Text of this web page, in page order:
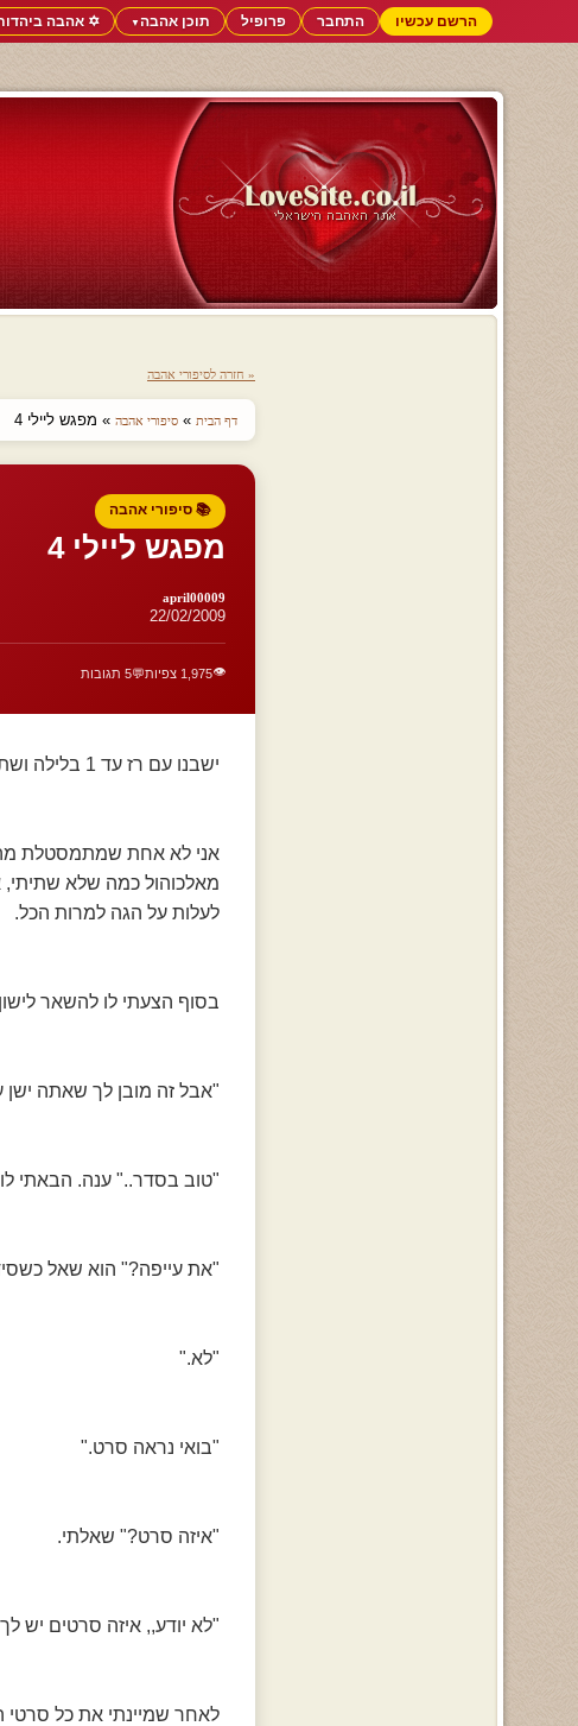
הרשם עכשיו התחבר פרופיל תוכן אהבה▼ ✡️ אהבה
« חזרה לסיפורי אהבה
דף הבית » סיפורי אהבה » מפגש ליילי 4
📚 סיפורי אהבה
מפגש ליילי 4
april00009
22/02/2009
👁️1,975 צפיות 💬5 תגובות
ישבנו עם רז עד 1 בלילה ושתינו בלאק לייבל.
אני לא אחת שמתמסטלת
מאלכוהול כמה שלא שתיתי,
לעלות על הגה למרות הכל.
בסוף הצעתי לו להשאר
"אבל זה מובן לך שאתה ישן
"טוב בסדר.." ענה. הבאתי
"את עייפה?" הוא שאל
"לא."
"בואי נראה סרט."
"איזה סרט?" שאלתי.
"לא יודע,, איזה סרטים יש
לאחר שמיינתי את כל סרטי